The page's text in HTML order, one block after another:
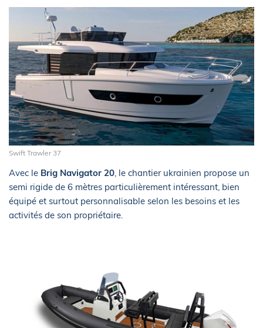
Swift Trawler 37
Avec le Brig Navigator 20, le chantier ukrainien propose un
semi rigide de 6 mètres particulièrement intéressant, bien
équipé et surtout personnalisable selon les besoins et les
activités de son propriétaire.